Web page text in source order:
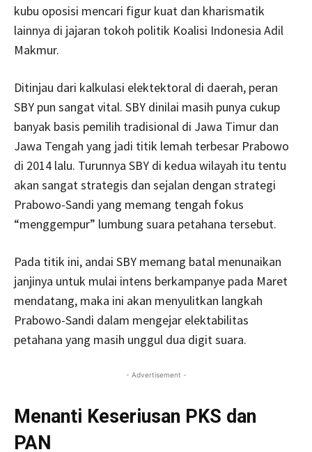
kubu oposisi mencari figur kuat dan kharismatik
lainnya di jajaran tokoh politik Koalisi Indonesia Adil
Makmur.
Ditinjau dari kalkulasi elektektoral di daerah, peran
SBY pun sangat vital. SBY dinilai masih punya cukup
banyak basis pemilih tradisional di Jawa Timur dan
Jawa Tengah yang jadi titik lemah terbesar Prabowo
di 2014 lalu. Turunnya SBY di kedua wilayah itu tentu
akan sangat strategis dan sejalan dengan strategi
Prabowo-Sandi yang memang tengah fokus
“menggempur” lumbung suara petahana tersebut.
Pada titik ini, andai SBY memang batal menunaikan
janjinya untuk mulai intens berkampanye pada Maret
mendatang, maka ini akan menyulitkan langkah
Prabowo-Sandi dalam mengejar elektabilitas
petahana yang masih unggul dua digit suara.
- Advertisement -
Menanti Keseriusan PKS dan
PAN